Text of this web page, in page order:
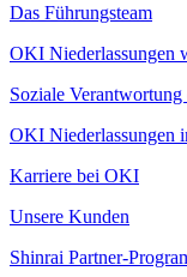
Das Führungsteam
OKI Niederlassungen
Soziale Verantwortung
OKI Niederlassungen
Karriere bei OKI
Unsere Kunden
Shinrai Partner-